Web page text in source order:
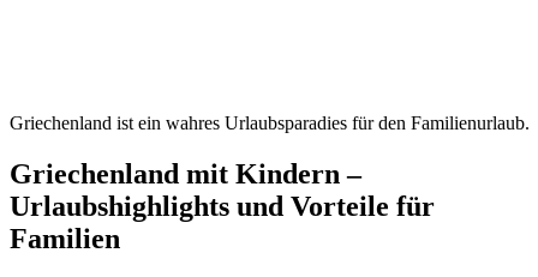
Griechenland ist ein wahres Urlaubsparadies für den Familienurlaub.
Griechenland mit Kindern –
Urlaubshighlights und Vorteile für
Familien